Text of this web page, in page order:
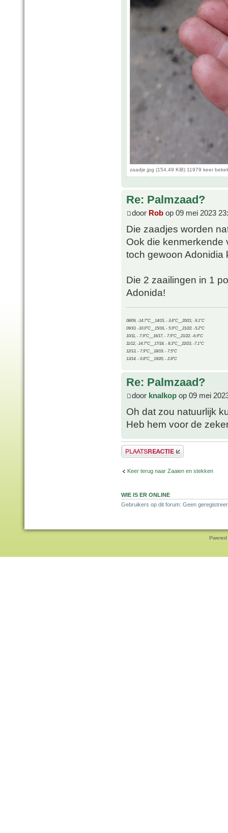
zaadje.jpg (154.49 KiB) 11979 keer
Re: Palmzaad?
door Rob op 09 mei 2023
Die zaadjes worden
Ook die kenmerkende
toch gewoon Adonidia
Die 2 zaailingen in 1
Adonida!
08/09, -14.7°C__14/15, - 3.6°C__20/21, -9.1°C
09/10, -10.0°C__15/16, - 5.9°C__21/22, -5.2°C
10/11, - 7.9°C__16/17, - 7.9°C__21/22, -6.9°C
11/12, -14.7°C__17/18, - 8.3°C__22/23, -7.1°C
12/13, - 7.9°C__18/19, - 7.5°C
13/14, - 0.8°C__19/20, - 2.8°C
Re: Palmzaad?
door knalkop op 09 mei
Oh dat zou natuurlijk
Heb hem voor de
Plaats een reactie
Keer terug naar Zaaien en stekken
WIE IS ER ONLINE
Gebruikers op dit forum: Geen